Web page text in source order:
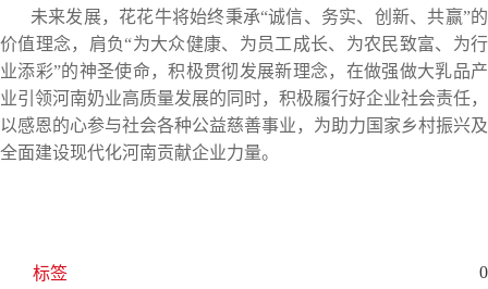
未来发展，花花牛将始终秉承“诚信、务实、创新、共赢”的
价值理念，肩负“为大众健康、为员工成长、为农民致富、为行
业添彩”的神圣使命，积极贯彻发展新理念，在做强做大乳品产
业引领河南奶业高质量发展的同时，积极履行好企业社会责任，
以感恩的心参与社会各种公益慈善事业，为助力国家乡村振兴及
全面建设现代化河南贡献企业力量。
标签 0